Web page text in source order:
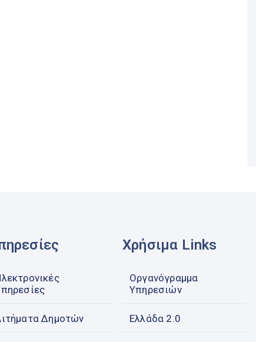
Δημοτών
Χρήσιμα Links
Οργανόγραμμα
Υπηρεσιών
Ελλάδα 2.0